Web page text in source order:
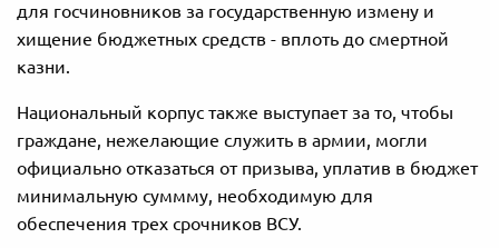
для госчиновников за государственную измену и
хищение бюджетных средств - вплоть до смертной
казни.
Национальный корпус также выступает за то, чтобы
граждане, нежелающие служить в армии, могли
официально отказаться от призыва, уплатив в бюджет
минимальную суммму, необходимую для
обеспечения трех срочников ВСУ.